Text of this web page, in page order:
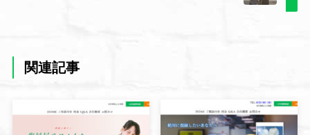
関連記事